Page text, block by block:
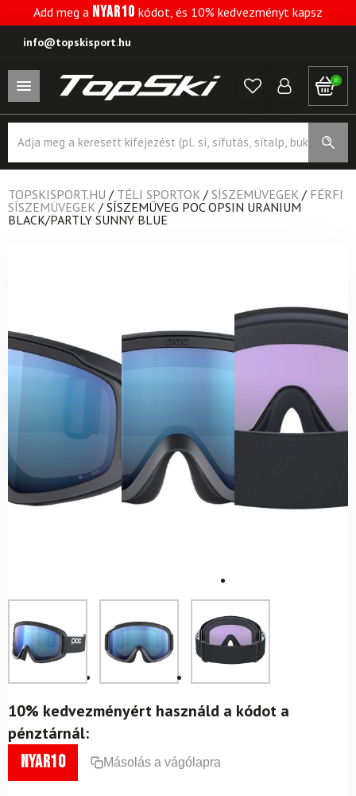
Add meg a NYAR10 kódot, és 10% kedvezményt kapsz
info@topskisport.hu
0
search
TOPSKISPORT.HU / TÉLI SPORTOK / SÍSZEMÜVEGEK / FÉRFI
SÍSZEMÜVEGEK / SÍSZEMÜVEG POC OPSIN URANIUM
BLACK/PARTLY SUNNY BLUE
10% kedvezményért használd a kódot a
pénztárnál:
nyar10 Másolás a vágólapra